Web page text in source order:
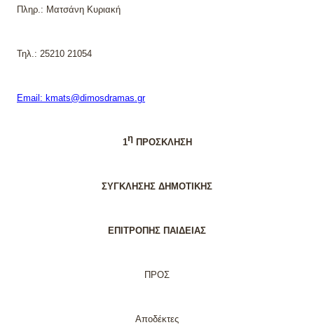
Πληρ.: Ματσάνη Κυριακή
Τηλ.: 25210 21054
Email : kmats@dimosdramas.gr
1ηΠΡΟΣΚΛΗΣΗ
ΣΥΓΚΛΗΣΗΣ ΔΗΜΟΤΙΚΗΣ
ΕΠΙΤΡΟΠΗΣ ΠΑΙΔΕΙΑΣ
ΠΡΟΣ
Αποδέκτες